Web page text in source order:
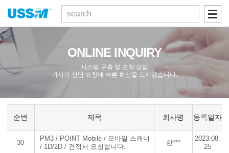
ONLINE INQUIRY
시스템 구축 및 견적 상담
귀사의 상담 요청에 빠른 회신을 드리겠습니다.
순번 제목 회사명 등록일자
30
PM3 / POINT Mobile / 모바일 스캐너
/ 1D/2D / 견적서 요청합니다.
한***
2023.08.
25